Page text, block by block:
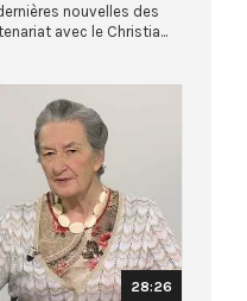
nouvelles des
avec le Christia...
28:26